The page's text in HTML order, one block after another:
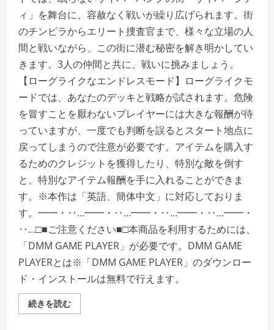
ィ」を舞台に、容赦なく戦いが繰り広げられます。街
のチンピラからエリート捜査官まで、様々な立場の人
間と戦いながら、この街に潜む秘密を解き明かしてい
きます。3人の仲間と共に、戦いに挑みましょう。
【ローグライクなエンドレスモード】ローグライクモ
ードでは、あなたのデッキと戦略が試されます。危険
を冒すことを厭わないプレイヤーには大きな報酬が待
っていますが、一度でも判断を誤るとスタート地点に
戻ってしまうので注意が必要です。アイテムを購入す
るためのクレジットを獲得したり、特別な敵を倒す
と、特別なアイテム報酬を手に入れることができま
す。※本作は「英語、簡体中文」に対応しておりま
す。━━・‥…━━・‥…━━・‥…━━・‥…━━・
‥…□■ご注意ください■□本商品を利用するためには、
「DMM GAME PLAYER」が必要です。DMM GAME
PLAYERとは※「DMM GAME PLAYER」のダウンロー
ド・インストールは無料で行えます。
続きを読むShadowplay：
Metropolis